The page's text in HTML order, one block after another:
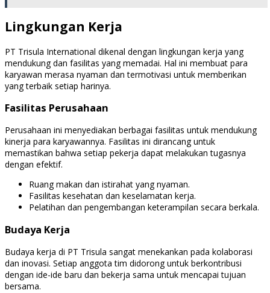
Lingkungan Kerja
PT Trisula International dikenal dengan lingkungan kerja yang
mendukung dan fasilitas yang memadai. Hal ini membuat para
karyawan merasa nyaman dan termotivasi untuk memberikan
yang terbaik setiap harinya.
Fasilitas Perusahaan
Perusahaan ini menyediakan berbagai fasilitas untuk mendukung
kinerja para karyawannya. Fasilitas ini dirancang untuk
memastikan bahwa setiap pekerja dapat melakukan tugasnya
dengan efektif.
Ruang makan dan istirahat yang nyaman.
Fasilitas kesehatan dan keselamatan kerja.
Pelatihan dan pengembangan keterampilan secara berkala.
Budaya Kerja
Budaya kerja di PT Trisula sangat menekankan pada kolaborasi
dan inovasi. Setiap anggota tim didorong untuk berkontribusi
dengan ide-ide baru dan bekerja sama untuk mencapai tujuan
bersama.